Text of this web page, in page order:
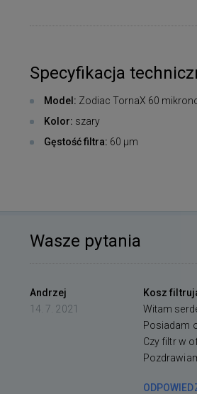
Specyfikacja
Model: Zodiac TornaX 60
Kolor: szary
Gęstość filtra: 60 μm
Wasze pytania
Andrzej
14. 7. 2021
Kosz
Witam
Posiadam
Czy filtr w